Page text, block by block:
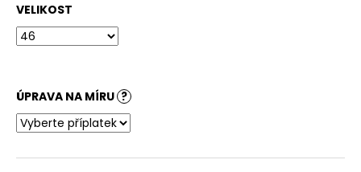
VELIKOST
ÚPRAVA NA MÍRU ?
D
o
r
u